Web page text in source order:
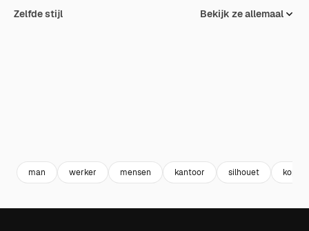
Zelfde stijl Bekijk ze allemaal
man werker mensen kantoor silhouet